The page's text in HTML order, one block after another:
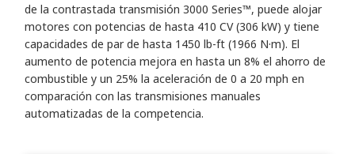
de la contrastada transmisión 3000 Series™, puede alojar
motores con potencias de hasta 410 CV (306 kW) y tiene
capacidades de par de hasta 1450 lb-ft (1966 N·m). El
aumento de potencia mejora en hasta un 8% el ahorro de
combustible y un 25% la aceleración de 0 a 20 mph en
comparación con las transmisiones manuales
automatizadas de la competencia.